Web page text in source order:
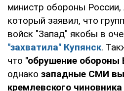
министр обороны России,
который заявил, что
войск "Запад" якобы в
"захватила" Купянск.
что "обрушение обороны
однако западные СМИ
кремлевского